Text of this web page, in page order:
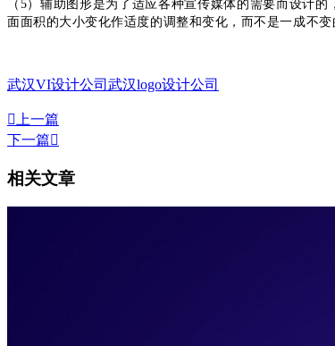
（5）辅助图形是为了适应各种宣传媒体的需要而设计
面面积的大小变化作适度的调整和变化，而不是一成不变
武汉VI设计公司 武汉logo设计公司
 上一篇
下一篇
相关文章